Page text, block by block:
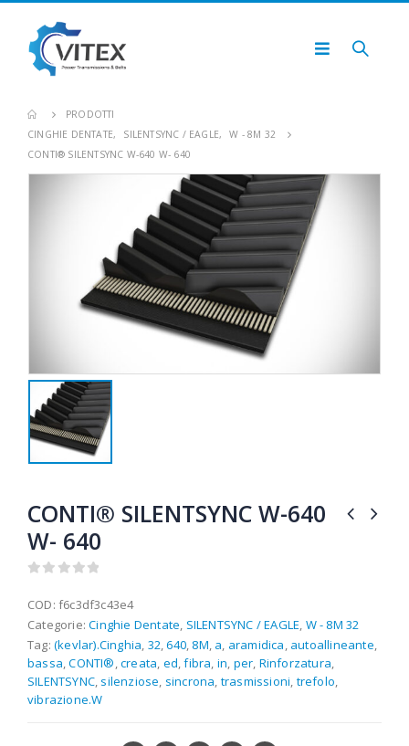
PRODOTTI
CINGHIE DENTATE, SILENTSYNC / EAGLE,
W - 8M 32
CONTI® SILENTSYNC W-640 W- 640
CONTI® SILENTSYNC W-640
W- 640
COD: f6c3df3c43e4
Categorie:Cinghie Dentate SILENTSYNC / EAGLE W - 8M 32
Tag: (kevlar).Cinghia 32 ,640 8M a aramidica autoallineante
bassa ,CONTI® ,creata ed ,fibra in per Rinforzatura
SILENTSYNC silenziose sincrona trasmissioni trefolo
vibrazione.W